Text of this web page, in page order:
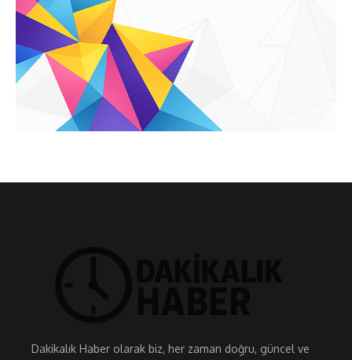
Dakikalık Haber olarak biz, her zaman doğru, güncel ve